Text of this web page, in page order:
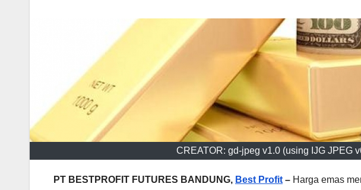
CREATOR: gd-jpeg v1.0 (using IJG JPEG
PT BESTPROFIT FUTURES BANDUNG, Best Profit – Harga emas